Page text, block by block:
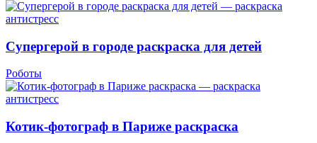
Супергерой в городе раскраска для детей
Роботы
Котик-фотограф в Париже раскраска